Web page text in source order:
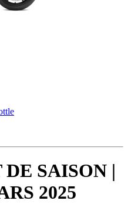
SAISON |
2025